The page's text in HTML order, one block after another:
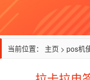
当前位置： 主页 > pos机